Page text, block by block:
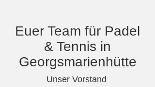
Euer Team für Padel
& Tennis in
Georgsmarienhütte
Unser Vorstand